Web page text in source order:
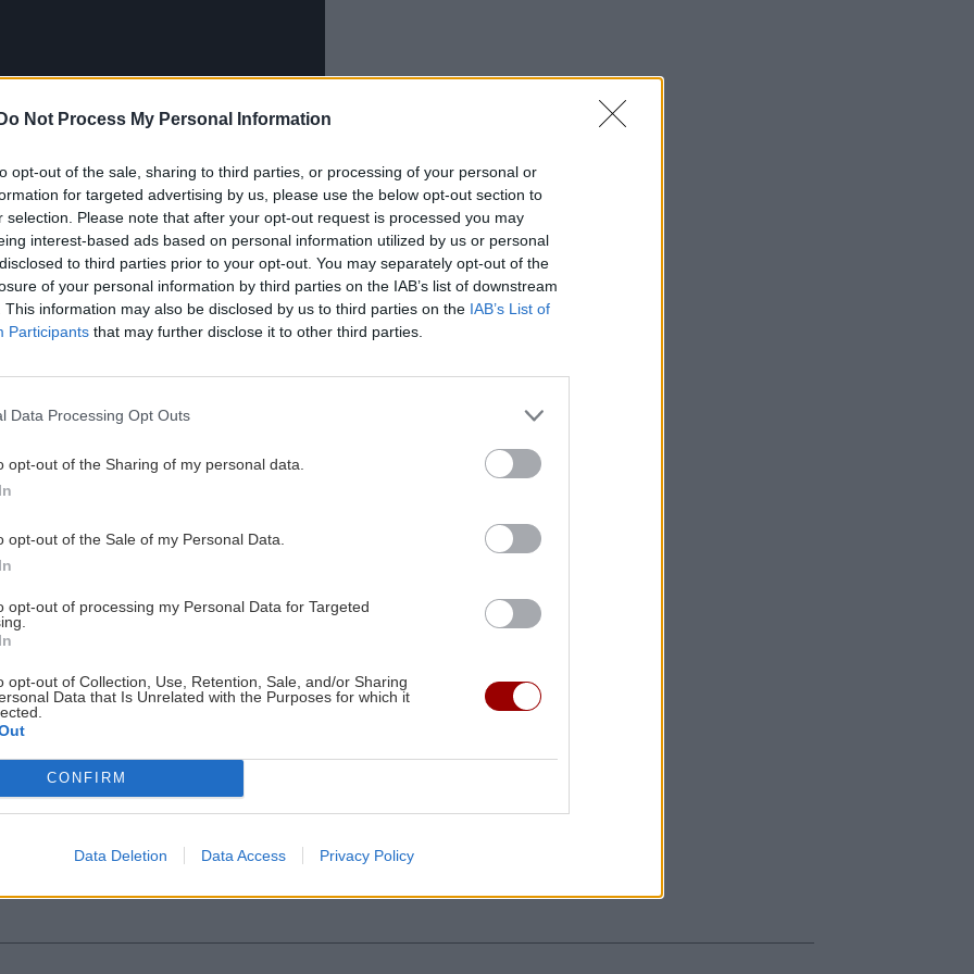
Do Not Process My Personal Information
opt-out of the sale, sharing to third parties, or processing of your personal or
for targeted advertising by us, please use the below opt-out section to
selection. Please note that after your opt-out request is processed you may
interest-based ads based on personal information utilized by us or personal
to third parties prior to your opt-out. You may separately opt-out of the
of your personal information by third parties on the IAB’s list of downstream
This information may also be disclosed by us to third parties on the IAB’s List of
Participants that may further disclose it to other third parties.
Data Processing Opt Outs
opt-out of the Sharing of my personal data.
opt-out of the Sale of my Personal Data.
opt-out of processing my Personal Data for Targeted
opt-out of Collection, Use, Retention, Sale, and/or Sharing
Data that Is Unrelated with the Purposes for which it
CONFIRM
Data Deletion Data Access Privacy Policy
γυναίκα, δεν ήμουν σίγουρη ότι είμαι κορίτσι"
Newsκαι μάθετε πρώτοι όλες τις ειδήσεις για
ΕΙΔΗΣΕΩΝ
13:27
ΑΘΛΗΤΙΚΑ
και οι υπογραφές
11:47
ΕΛΛΑΔΑ
Κρήτη: Απανωτά περιστατικά μέθης –
Στο ΕΚΑΒ ο «λογαριασμός» της
νυχτερινής διασκέδασης
οι ειδήσεις